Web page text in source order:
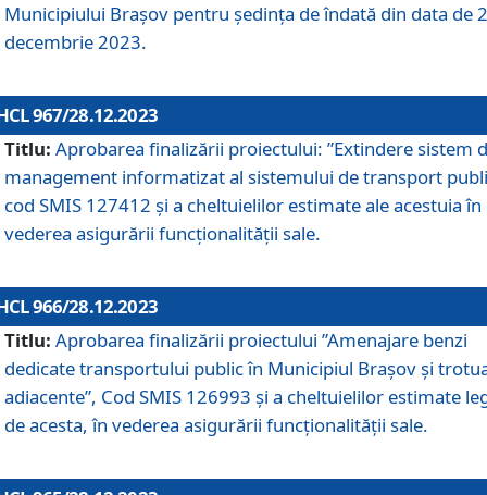
Municipiului Braşov pentru ședința de îndată din data de
decembrie 2023.
967/28.12.2023
Titlu: Aprobarea finalizării proiectului: ”Extindere sistem
management informatizat al sistemului de transport
cod SMIS 127412 și a cheltuielilor estimate ale acestuia în
vederea asigurării funcționalității sale.
966/28.12.2023
Titlu: Aprobarea finalizării proiectului ”Amenajare benzi
dedicate transportului public în Municipiul Brașov şi
adiacente”, Cod SMIS 126993 și a cheltuielilor estimate
de acesta, în vederea asigurării funcționalității sale.